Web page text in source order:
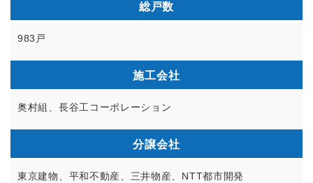
総戸数
983戸
施工会社
奥村組、長谷工コーポレーション
分譲会社
東京建物、平和不動産、三井物産、NTT都市開発